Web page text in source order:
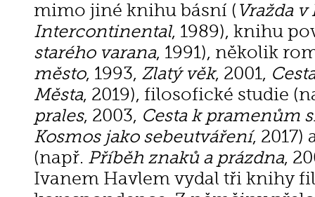
mimo jiné knihu básní ( Vražda
Intercontinental, 1989), knihu
starého varana, 1991), několik
město, 1993, Zlatý věk, 2001,
Města, 2019), filosofické studie
prales, 2003, Cesta k pramenům
Kosmos jako sebeutváření, 2017)
(např. Příběh znaků a prázdna,
Ivanem Havlem vydal tři knihy